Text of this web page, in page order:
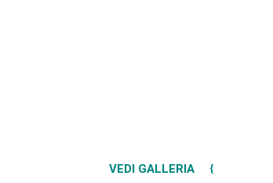
VEDI GALLERIA